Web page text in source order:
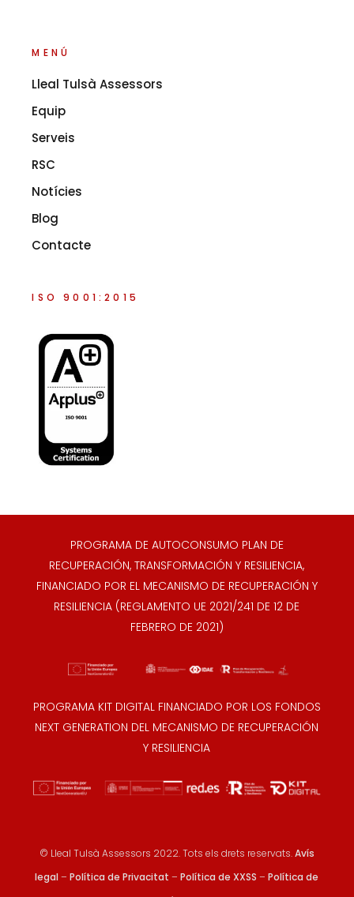
MENÚ
Lleal Tulsà Assessors
Equip
Serveis
RSC
Notícies
Blog
Contacte
ISO 9001:2015
PROGRAMA DE AUTOCONSUMO PLAN DE
RECUPERACIÓN, TRANSFORMACIÓN Y RESILIENCIA,
FINANCIADO POR EL MECANISMO DE RECUPERACIÓN Y
RESILIENCIA (REGLAMENTO UE 2021/241 DE 12 DE
FEBRERO DE 2021)
PROGRAMA KIT DIGITAL FINANCIADO POR LOS FONDOS
NEXT GENERATION DEL MECANISMO DE RECUPERACIÓN
Y RESILIENCIA
© Lleal Tulsà Assessors 2022. Tots els drets reservats.Avís
legal–Política de Privacitat –Política de XXSS –Política de